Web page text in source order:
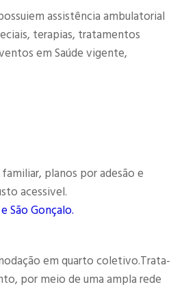
assistência ambulatorial
terapias, tratamentos
em Saúde vigente,
planos por adesão e
acessivel.
São Gonçalo.
em quarto coletivo.Trata-
por meio de uma ampla rede